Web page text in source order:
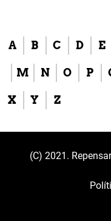
A B C D E
M N O P
X Y Z
(C) 2021.